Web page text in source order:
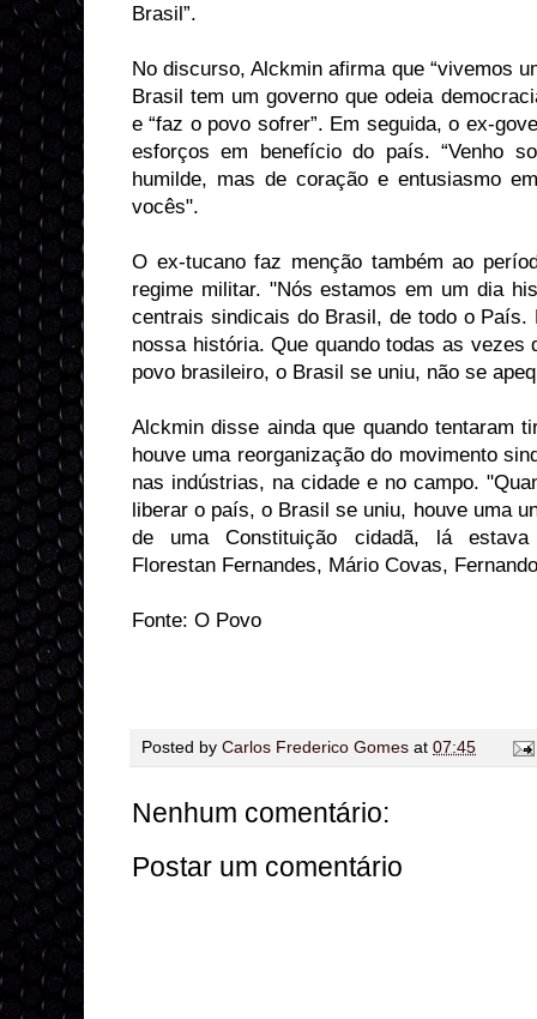
Brasil”.
No discurso, Alckmin afirma que “vivemos
Brasil tem um governo que odeia
e “faz o povo sofrer”. Em seguida, o ex-
esforços em benefício do país. “Venho
humilde, mas de coração e entusiasmo
vocês".
O ex-tucano faz menção também ao
regime militar. "Nós estamos em um dia
centrais sindicais do Brasil, de todo o
nossa história. Que quando todas as
povo brasileiro, o Brasil se uniu, não se
Alckmin disse ainda que quando tentaram
houve uma reorganização do movimento
nas indústrias, na cidade e no campo.
liberar o país, o Brasil se uniu, houve uma
de uma Constituição cidadã, lá
Florestan Fernandes, Mário Covas,
Fonte: O Povo
Posted by Carlos Frederico Gomes at 07:45
Nenhum comentário:
Postar um comentário